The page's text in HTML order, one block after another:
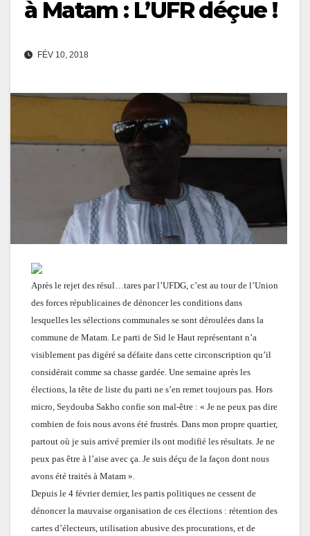
à Matam : L’UFR déçue !
FÉV 10, 2018
Après le rejet des résul…tares par l’UFDG, c’est au tour de l’Union
des forces républicaines de dénoncer les conditions dans
lesquelles les sélections communales se sont déroulées dans la
commune de Matam. Le parti de Sid le Haut représentant n’a
visiblement pas digéré sa défaite dans cette circonscription qu’il
considérait comme sa chasse gardée. Une semaine après les
élections, la tête de liste du parti ne s’en remet toujours pas. Hors
micro, Seydouba Sakho confie son mal-être : « Je ne peux pas dire
combien de fois nous avons été frustrés. Dans mon propre quartier,
partout où je suis arrivé premier ils ont modifié les résultats. Je ne
peux pas être à l’aise avec ça. Je suis déçu de la façon dont nous
avons été traités à Matam ».
Depuis le 4 février dernier, les partis politiques ne cessent de
dénoncer la mauvaise organisation de ces élections : rétention des
cartes d’électeurs, utilisation abusive des procurations, et de